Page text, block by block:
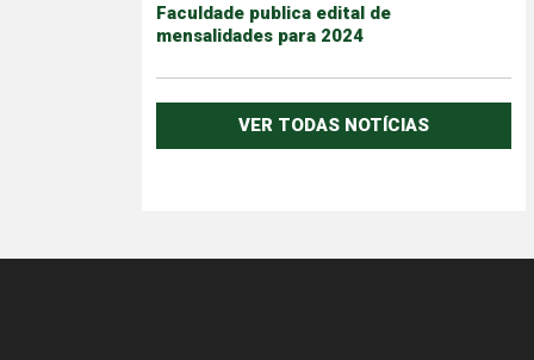
Faculdade publica edital de
mensalidades para 2024
VER TODAS NOTÍCIAS